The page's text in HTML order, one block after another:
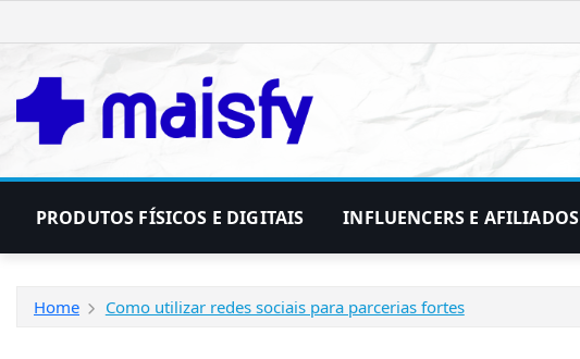
to
PRODUTOS FÍSICOS E DIGITAIS INFLUENCERS E AFILIADOS
Home Como utilizar redes sociais para parcerias fortes